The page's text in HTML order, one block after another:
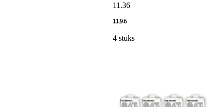
11 .36
11.96
4 stuks